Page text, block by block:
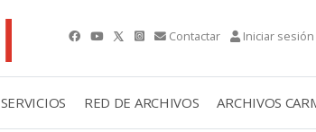
Contactar Iniciar
SERVICIOS RED DE ARCHIVOS ARCHIVOS